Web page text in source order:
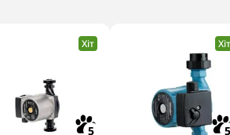
Хіт
5
Хіт
5